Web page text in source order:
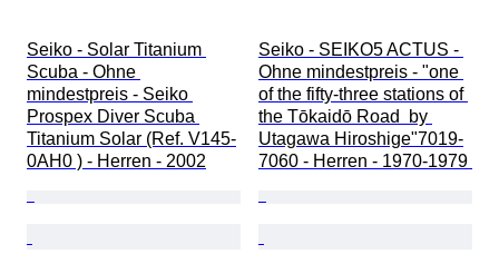
Seiko - Solar Titanium
Scuba - Ohne
mindestpreis - Seiko
Prospex Diver Scuba
Titanium Solar (Ref. V145-
0AH0 ) - Herren - 2002
Seiko - SEIKO5 ACTUS -
Ohne mindestpreis - "one
of the fifty-three stations of
the Tōkaidō Road  by
Utagawa Hiroshige"7019-
7060 - Herren - 1970-1979